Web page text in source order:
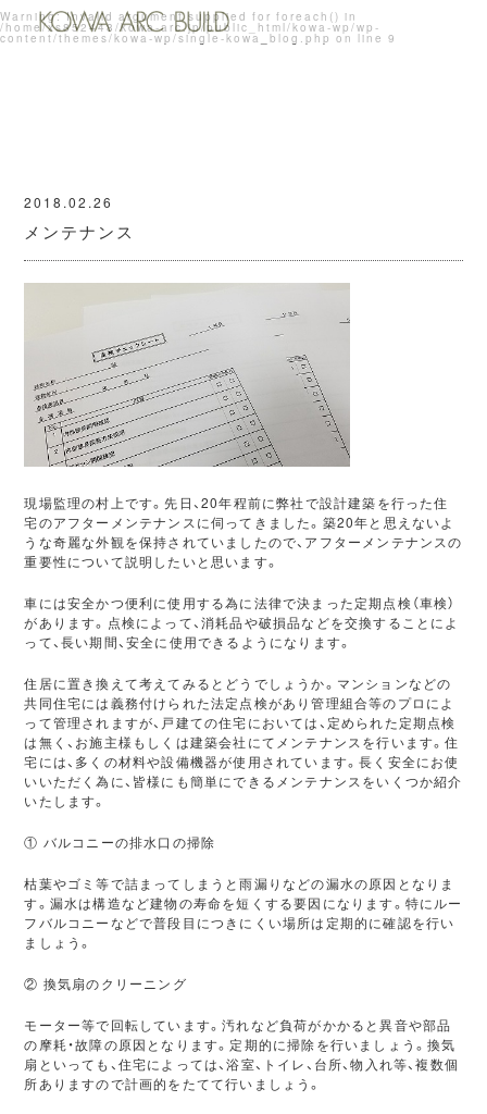
Warning: Invalid argument supplied for foreach() in
/home/xs852448/kowa-arc.jp/public_html/kowa-wp/wp-
content/themes/kowa-wp/single-kowa_blog.php on line 9
2018.02.26
メンテナンス
現場監理の村上です。先日、20年程前に弊社で設計建築を行った住
宅のアフターメンテナンスに伺ってきました。築20年と思えないよ
うな奇麗な外観を保持されていましたので、アフターメンテナンスの
重要性について説明したいと思います。
車には安全かつ便利に使用する為に法律で決まった定期点検（車検）
があります。点検によって、消耗品や破損品などを交換することによ
って、長い期間、安全に使用できるようになります。
住居に置き換えて考えてみるとどうでしょうか。マンションなどの
共同住宅には義務付けられた法定点検があり管理組合等のプロによ
って管理されますが、戸建ての住宅においては、定められた定期点検
は無く、お施主様もしくは建築会社にてメンテナンスを行います。住
宅には、多くの材料や設備機器が使用されています。長く安全にお使
いいただく為に、皆様にも簡単にできるメンテナンスをいくつか紹介
いたします。
① バルコニーの排水口の掃除
枯葉やゴミ等で詰まってしまうと雨漏りなどの漏水の原因となりま
す。漏水は構造など建物の寿命を短くする要因になります。特にルー
フバルコニーなどで普段目につきにくい場所は定期的に確認を行い
ましょう。
② 換気扇のクリーニング
モーター等で回転しています。汚れなど負荷がかかると異音や部品
の摩耗・故障の原因となります。定期的に掃除を行いましょう。換気
扇といっても、住宅によっては、浴室、トイレ、台所、物入れ等、複数個
所ありますので計画的をたてて行いましょう。